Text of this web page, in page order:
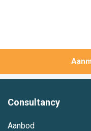
Consultancy
Aanbod